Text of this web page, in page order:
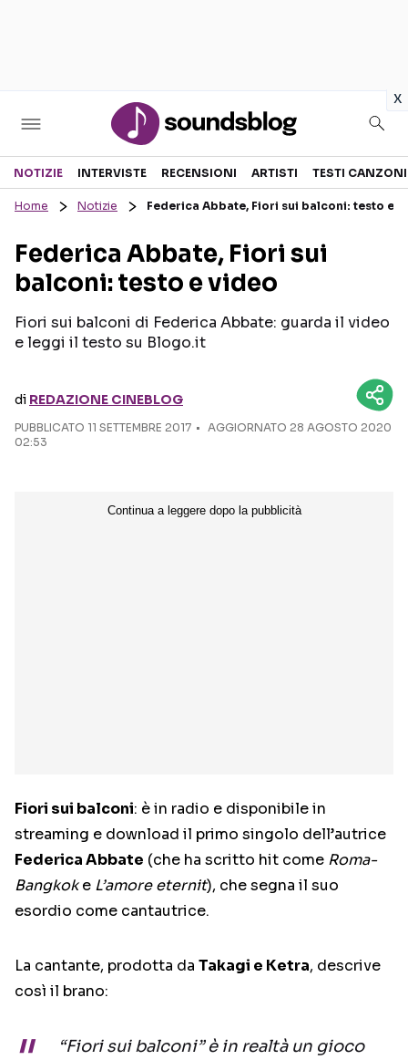
x
Sezioni
RECENSIONI MUSICALI
INTERVISTE
GOSSIP E CURIOSITÀ
TESTI CANZONI
TOUR ED EVENTI
TALENT SHOW
NOTIZIE INTERVISTE RECENSIONI ARTISTI TESTI CANZONI
Home Notizie Federica Abbate, Fiori sui balconi: testo e
Federica Abbate, Fiori sui
balconi: testo e video
Fiori sui balconi di Federica Abbate: guarda il video
e leggi il testo su Blogo.it
di REDAZIONE CINEBLOG
PUBBLICATO 11 SETTEMBRE 2017
AGGIORNATO 28 AGOSTO 2020
02:53
Fiori sui balconi: è in radio e disponibile in
streaming e download il primo singolo dell’autrice
Federica Abbate (che ha scritto hit come Roma-
Bangkoke L’amore eternit), che segna il suo
esordio come cantautrice.
La cantante, prodotta da Takagi e Ketra, descrive
così il brano:
“Fiori sui balconi” è in realtà un gioco